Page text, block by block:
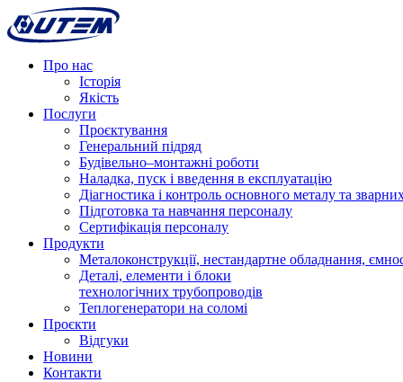
Про нас
Історія
Якість
Послуги
Проєктування
Генеральний підряд
Будівельно–монтажні роботи
Наладка, пуск і введення в експлуатацію
Діагностика і контроль основного металу та
Підготовка та навчання персоналу
Сертифікація персоналу
Продукти
Металоконструкції, нестандартне обладнання,
Деталі, елементи і блоки
технологічних трубопроводів
Теплогенератори на соломі
Проєкти
Відгуки
Новини
Контакти